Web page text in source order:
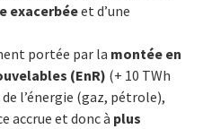
exacerbéeet d’une
portée par la montée en
(EnR) (+ 10 TWh
de l’énergie (gaz, pétrole),
accrue et donc à plus